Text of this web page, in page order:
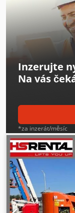
Inzerujte
Na vás
*za inzerát/měsíc